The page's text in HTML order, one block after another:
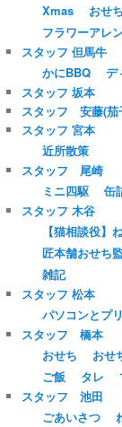
Xmas
おせち
フラワーアレ
スタッフ 但馬牛
かにBBQ
デ
スタッフ 坂本
スタッフ 安藤(茄
スタッフ 宮本
近所散策
スタッフ 尾崎
ミニ四駆
缶
スタッフ 木谷
【猫相談役】
匠本舗おせち
雑記
スタッフ 松本
パソコンとプ
スタッフ 橋本
おせち
おせ
ご飯
タレ
スタッフ 池田
ごあいさつ